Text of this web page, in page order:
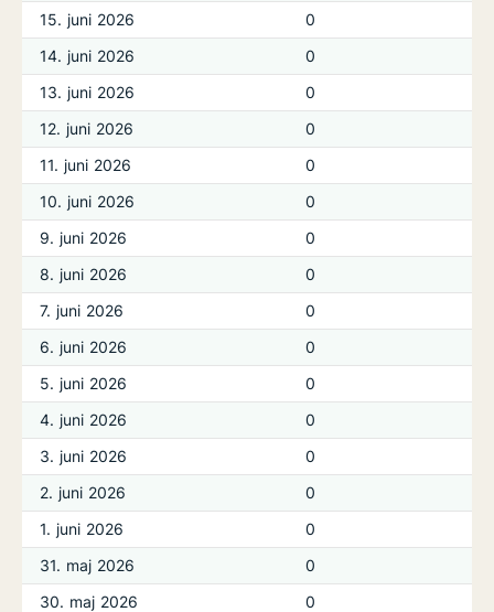
15. juni 2026
0
14. juni 2026
0
13. juni 2026
0
12. juni 2026
0
11. juni 2026
0
10. juni 2026
0
9. juni 2026
0
8. juni 2026
0
7. juni 2026
0
6. juni 2026
0
5. juni 2026
0
4. juni 2026
0
3. juni 2026
0
2. juni 2026
0
1. juni 2026
0
31. maj 2026
0
30. maj 2026
0